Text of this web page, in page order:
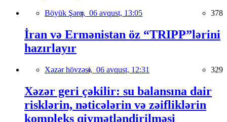
Böyük Şərq, 06 avqust, 13:05 378
İran və Ermənistan öz “TRIPP”lərini
hazırlayır
Xəzər hövzəsi, 06 avqust, 12:31 329
Xəzər geri çəkilir: su balansına dair
risklərin, nəticələrin və zəifliklərin
kompleks qiymətləndirilməsi